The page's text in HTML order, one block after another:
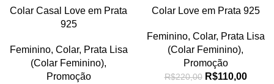
Colar Casal Love em Prata
925
Feminino, Colar, Prata Lisa
(Colar Feminino),
Promoção
Colar Love em Prata 925
Feminino, Colar, Prata Lisa
(Colar Feminino),
Promoção
R$220,00 R$110,00